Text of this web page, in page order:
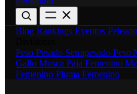
Blog Rankings Eventos
Peso Pesado Semipesado Peso
Gallo Mosca Paja Femenino
Femenino Pluma Femenino